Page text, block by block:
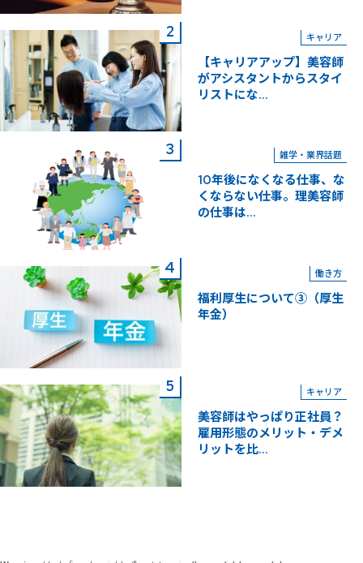
キャリア
【キャリアアップ】美容師
がアシスタントからスタイ
リストにな...
雑学・業界話題
10年後になくなる仕事、な
くならない仕事。理美容師
の仕事は...
働き方
福利厚生について③（厚生
年金）
キャリア
美容師はやっぱり正社員？
雇用形態のメリット・デメ
リットを比...